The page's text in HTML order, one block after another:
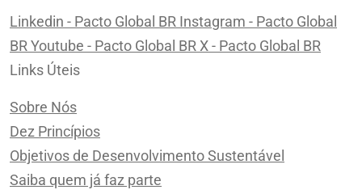
Linkedin - Pacto Global BR Instagram - Pacto Global
BR Youtube - Pacto Global BR X - Pacto Global BR
Links Úteis
Sobre Nós
Dez Princípios
Objetivos de Desenvolvimento Sustentável
Saiba quem já faz parte